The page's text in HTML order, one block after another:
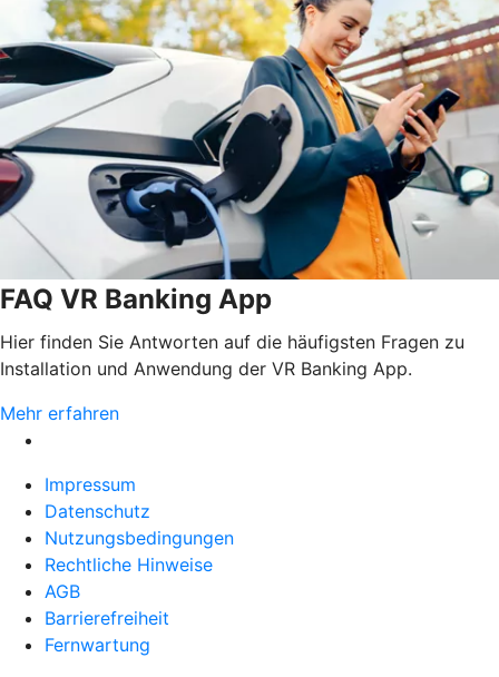
FAQ VR Banking App
Hier finden Sie Antworten auf die häufigsten Fragen zu
Installation und Anwendung der VR Banking App.
Mehr erfahren
Impressum
Datenschutz
Nutzungsbedingungen
Rechtliche Hinweise
AGB
Barrierefreiheit
Fernwartung